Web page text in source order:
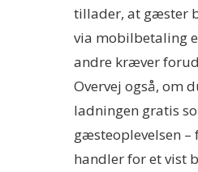
tillader, at gæster
via mobilbetaling
andre kræver
Overvej også, om
ladningen gratis
gæsteoplevelsen –
handler for et vist